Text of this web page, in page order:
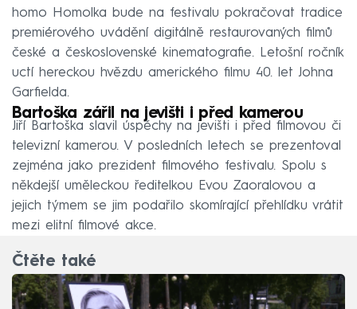
homo Homolka bude na festivalu pokračovat tradice
premiérového uvádění digitálně restaurovaných filmů
české a československé kinematografie. Letošní ročník
uctí hereckou hvězdu amerického filmu 40. let Johna
Garfielda.
Bartoška zářil na jevišti i před kamerou
Jiří Bartoška slavil úspěchy na jevišti i před filmovou či
televizní kamerou. V posledních letech se prezentoval
zejména jako prezident filmového festivalu. Spolu s
někdejší uměleckou ředitelkou Evou Zaoralovou a
jejich týmem se jim podařilo skomírající přehlídku vrátit
mezi elitní filmové akce.
Čtěte také